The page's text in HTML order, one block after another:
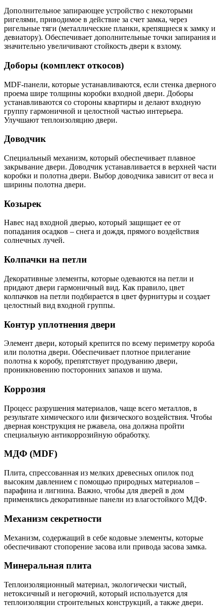
Дополнительное запирающее устройство с некоторыми
ригелями, приводимое в действие за счет замка, через
ригельные тяги (металлические планки, крепящиеся к замку и
девиатору). Обеспечивает дополнительные точки запирания и
значительно увеличивают стойкость двери к взлому.
Доборы (комплект откосов)
MDF-панели, которые устанавливаются, если стенка дверного
проема шире толщины коробки входной двери. Доборы
устанавливаются со стороны квартиры и делают входную
группу гармоничной и целостной частью интерьера.
Улучшают теплоизоляцию двери.
Доводчик
Специальный механизм, который обеспечивает плавное
закрывание двери. Доводчик устанавливается в верхней части
коробки и полотна двери. Выбор доводчика зависит от веса и
ширины полотна двери.
Козырек
Навес над входной дверью, который защищает ее от
попадания осадков – снега и дождя, прямого воздействия
солнечных лучей.
Колпачки на петли
Декоративные элементы, которые одеваются на петли и
придают двери гармоничный вид. Как правило, цвет
колпачков на петли подбирается в цвет фурнитуры и создает
целостный вид входной группы.
Контур уплотнения двери
Элемент двери, который крепится по всему периметру короба
или полотна двери. Обеспечивает плотное прилегание
полотна к коробу, препятствует продуванию двери,
проникновению посторонних запахов и шума.
Коррозия
Процесс разрушения материалов, чаще всего металлов, в
результате химического или физического воздействия. Чтобы
дверная конструкция не ржавела, она должна пройти
специальную антикоррозийную обработку.
МДФ (MDF)
Плита, спрессованная из мелких древесных опилок под
высоким давлением с помощью природных материалов –
парафина и лигнина. Важно, чтобы для дверей в дом
применялись декоративные панели из влагостойкого МДФ.
Механизм секретности
Механизм, содержащий в себе кодовые элементы, которые
обеспечивают стопорение засова или привода засова замка.
Минеральная плита
Теплоизоляционный материал, экологически чистый,
нетоксичный и негорючий, который используется для
теплоизоляции строительных конструкций, а также двери.